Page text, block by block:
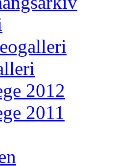
2012
2011